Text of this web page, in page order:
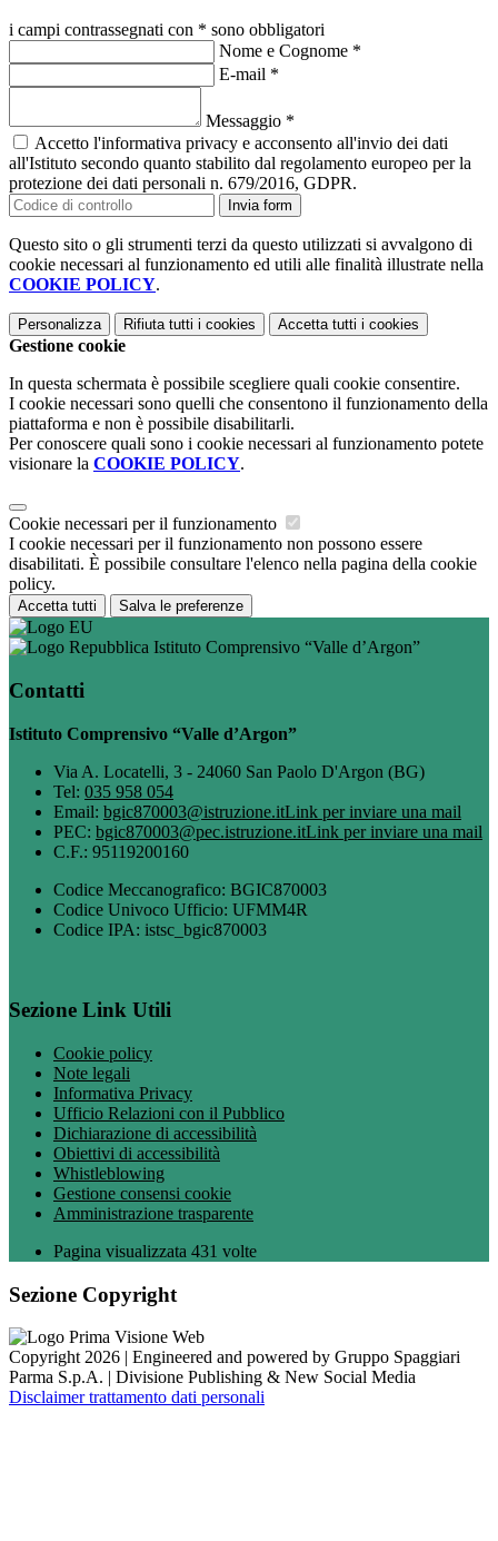
i campi contrassegnati con * sono obbligatori
Nome e Cognome *
E-mail *
Messaggio *
Accetto l'informativa privacy e acconsento all'invio dei dati
all'Istituto secondo quanto stabilito dal regolamento europeo per la
protezione dei dati personali n. 679/2016, GDPR.
Invia form
Questo sito o gli strumenti terzi da questo utilizzati si avvalgono di
cookie necessari al funzionamento ed utili alle finalità illustrate nella
COOKIE POLICY.
Personalizza Rifiuta tutti i cookies Accetta tutti i cookies
Gestione cookie
In questa schermata è possibile scegliere quali cookie consentire.
I cookie necessari sono quelli che consentono il funzionamento della
piattaforma e non è possibile disabilitarli.
Per conoscere quali sono i cookie necessari al funzionamento potete
visionare la COOKIE POLICY.
Cookie necessari per il funzionamento
I cookie necessari per il funzionamento non possono essere
disabilitati. È possibile consultare l'elenco nella pagina della cookie
policy.
Accetta tutti Salva le preferenze
Istituto Comprensivo “Valle d’Argon”
Contatti
Istituto Comprensivo “Valle d’Argon”
Via A. Locatelli, 3 - 24060 San Paolo D'Argon (BG)
Tel: 035 958 054
Email: bgic870003@istruzione.itLink per inviare una mail
PEC: bgic870003@pec.istruzione.itLink per inviare una mail
C.F.: 95119200160
Codice Meccanografico: BGIC870003
Codice Univoco Ufficio: UFMM4R
Codice IPA: istsc_bgic870003
Sezione Link Utili
Cookie policy
Note legali
Informativa Privacy
Ufficio Relazioni con il Pubblico
Dichiarazione di accessibilità
Obiettivi di accessibilità
Whistleblowing
Gestione consensi cookie
Amministrazione trasparente
Pagina visualizzata 431 volte
Sezione Copyright
Copyright 2026 | Engineered and powered by Gruppo Spaggiari
Parma S.p.A. | Divisione Publishing & New Social Media
Disclaimer trattamento dati personali